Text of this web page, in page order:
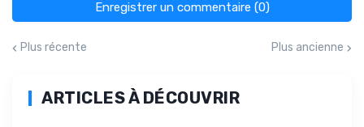
Enregistrer un commentaire (0)
Plus récente Plus ancienne
ARTICLES À DÉCOUVRIR